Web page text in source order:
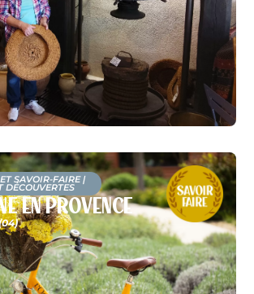
SAVOIR-FAIRE|
DÉCOUVERTES
en Provence